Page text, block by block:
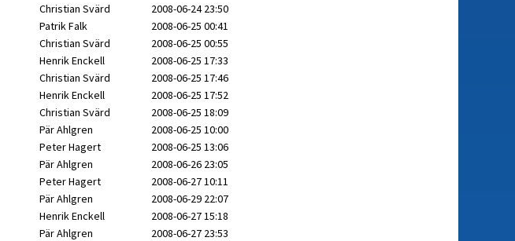
Christian Svärd
2008-06-24 23:50
Patrik Falk
2008-06-25 00:41
Christian Svärd
2008-06-25 00:55
Henrik Enckell
2008-06-25 17:33
Christian Svärd
2008-06-25 17:46
Henrik Enckell
2008-06-25 17:52
Christian Svärd
2008-06-25 18:09
Pär Ahlgren
2008-06-25 10:00
Peter Hagert
2008-06-25 13:06
Pär Ahlgren
2008-06-26 23:05
Peter Hagert
2008-06-27 10:11
Pär Ahlgren
2008-06-29 22:07
Henrik Enckell
2008-06-27 15:18
Pär Ahlgren
2008-06-27 23:53